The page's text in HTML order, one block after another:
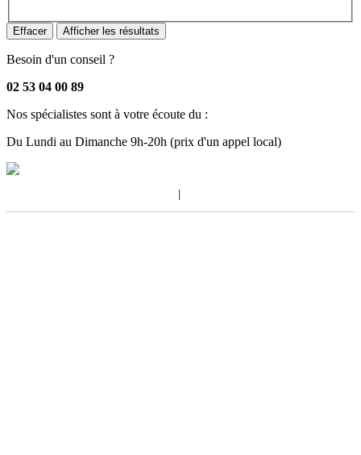
Effacer Afficher les résultats
Besoin d'un conseil ?
02 53 04 00 89
Nos spécialistes sont à votre écoute du :
Du Lundi au Dimanche 9h-20h (prix d'un appel local)